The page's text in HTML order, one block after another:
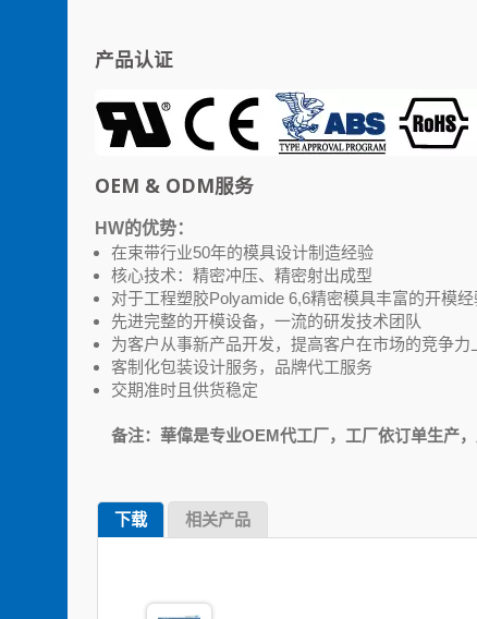
产品认证
OEM & ODM服务
HW的优势：
在束带行业50年的模具设计制造经验
核心技术：精密冲压、精密射出成型
对于工程塑胶Polyamide 6,6精密模具丰富的开模经
先进完整的开模设备，一流的研发技术团队
为客户从事新产品开发，提高客户在市场的竞争
客制化包装设计服务，品牌代工服务
交期准时且供货稳定
备注：華偉是专业OEM代工厂，工厂依订单生产
下载 相关产品